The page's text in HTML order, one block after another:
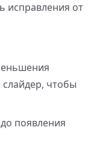
исправления от
чтобы
появления